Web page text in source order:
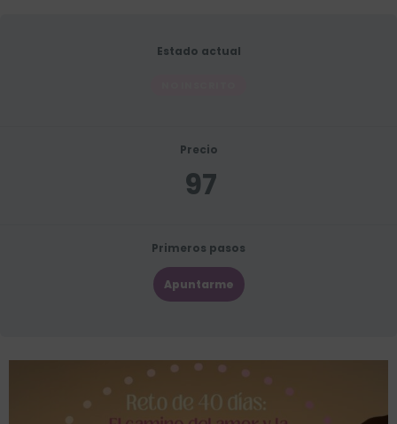
Estado actual
Precio
97
Primeros pasos
Apuntarme